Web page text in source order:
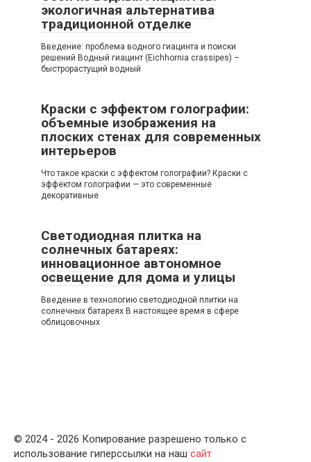
экологичная альтернатива
традиционной отделке
Введение: проблема водного гиацинта и поиски
решений Водный гиацинт (Eichhornia crassipes) –
быстрорастущий водный
Краски с эффектом голографии:
объемные изображения на
плоских стенах для современных
интерьеров
Что такое краски с эффектом голографии? Краски с
эффектом голографии — это современные
декоративные
Светодиодная плитка на
солнечных батареях:
инновационное автономное
освещение для дома и улицы
Введение в технологию светодиодной плитки на
солнечных батареях В настоящее время в сфере
облицовочных
© 2024 - 2026 Копирование разрешено только с
использование гиперссылки на наш сайт